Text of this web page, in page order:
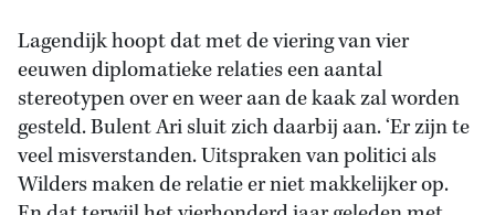
Lagendijk hoopt dat met de viering van vier
eeuwen diplomatieke relaties een aantal
stereotypen over en weer aan de kaak zal worden
gesteld. Bulent Ari sluit zich daarbij aan. ‘Er zijn te
veel misverstanden. Uitspraken van politici als
Wilders maken de relatie er niet makkelijker op.